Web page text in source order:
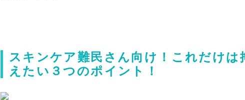
スキンケア難民さん向け！これだけは
えたい３つのポイント！